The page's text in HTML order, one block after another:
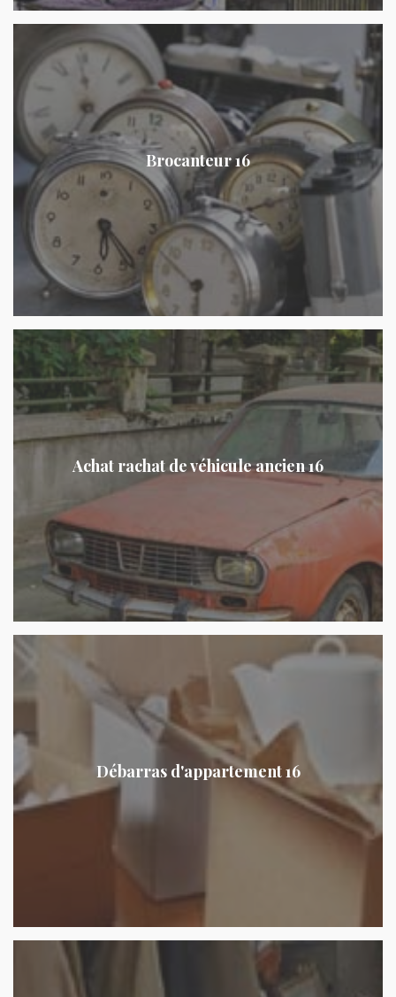
Brocanteur 16
Achat rachat de véhicule ancien 16
Débarras d'appartement 16